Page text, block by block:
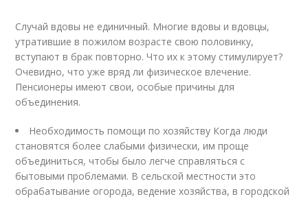
Случай вдовы не единичный. Многие вдовы и вдовцы,
утратившие в пожилом возрасте свою половинку,
вступают в брак повторно. Что их к этому стимулирует?
Очевидно, что уже вряд ли физическое влечение.
Пенсионеры имеют свои, особые причины для
объединения.
Необходимость помощи по хозяйству Когда люди
становятся более слабыми физически, им проще
объединиться, чтобы было легче справляться с
бытовыми проблемами. В сельской местности это
обрабатывание огорода, ведение хозяйства, в городской